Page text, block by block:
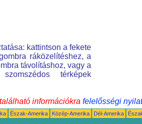
kattintson a fekete
ráközelítéshez, a
távolításhoz, vagy a
térképek
információkra felelősségi
Észak-Amerika Közép-Amerika Dél-Amerika